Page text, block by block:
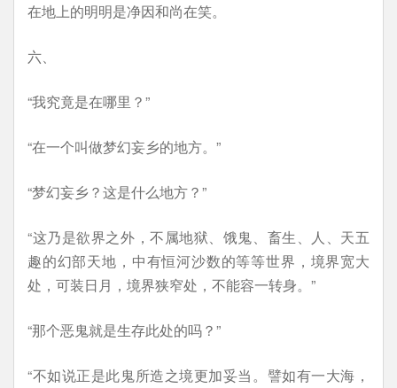
在地上的明明是净因和尚在笑。
六、
“我究竟是在哪里？”
“在一个叫做梦幻妄乡的地方。”
“梦幻妄乡？这是什么地方？”
“这乃是欲界之外，不属地狱、饿鬼、畜生、人、天五
趣的幻部天地，中有恒河沙数的等等世界，境界宽大
处，可装日月，境界狭窄处，不能容一转身。”
“那个恶鬼就是生存此处的吗？”
“不如说正是此鬼所造之境更加妥当。譬如有一大海，